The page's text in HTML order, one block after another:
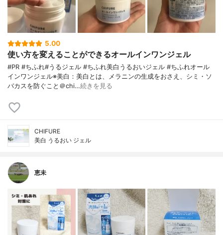
5.00
使い方を変えることができるオールインワンジェル
#PR #ちふれ#うるジェル #ちふれ美白うるおいジェル #ちふれオール
インワンジェル※美白：美白とは、メラニンの生成をおさえ、シミ・ソ
バカスを防ぐこと＠chi…続きを見る
CHIFURE
美白 うるおい ジェル
恵未